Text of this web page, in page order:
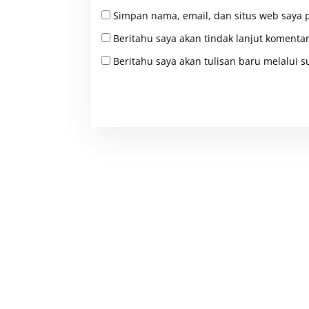
Simpan nama, email, dan situs web
Beritahu saya akan tindak lanjut
Beritahu saya akan tulisan baru melalui